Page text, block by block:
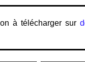
à télécharger sur